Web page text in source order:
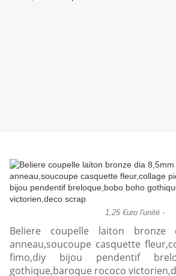
1,25 €uro l'unité -
Beliere coupelle laiton bronze
anneau,soucoupe casquette
fimo,diy bijou pendentif
gothique,baroque rococo